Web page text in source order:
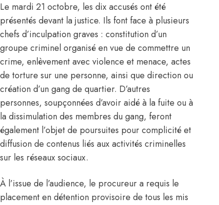
Le mardi 21 octobre, les dix accusés ont été
présentés devant la justice. Ils font face à plusieurs
chefs d’inculpation graves : constitution d’un
groupe criminel organisé en vue de commettre un
crime, enlèvement avec violence et menace, actes
de torture sur une personne, ainsi que direction ou
création d’un gang de quartier. D’autres
personnes, soupçonnées d’avoir aidé à la fuite ou à
la dissimulation des membres du gang, feront
également l’objet de poursuites pour complicité et
diffusion de contenus liés aux activités criminelles
sur les réseaux sociaux.
À l’issue de l’audience, le procureur a requis le
placement en détention provisoire de tous les mis